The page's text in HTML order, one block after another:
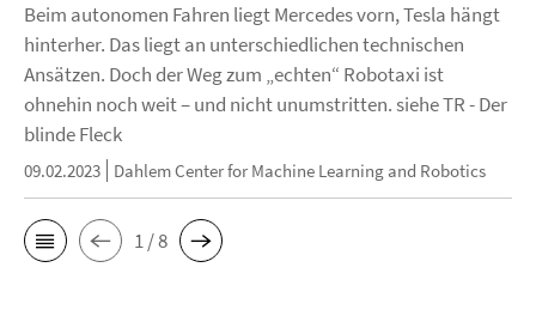
Beim autonomen Fahren liegt Mercedes vorn, Tesla hängt
hinterher. Das liegt an unterschiedlichen technischen
Ansätzen. Doch der Weg zum „echten“ Robotaxi ist
ohnehin noch weit – und nicht unumstritten. siehe TR - Der
blinde Fleck
09.02.2023 Dahlem Center for Machine Learning and Robotics
1 / 8